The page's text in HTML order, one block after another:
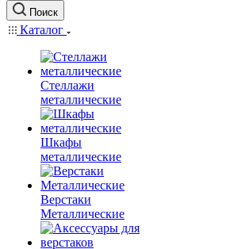
Поиск
Каталог
Стеллажи
металлические
Шкафы
металлические
Верстаки
Металлические